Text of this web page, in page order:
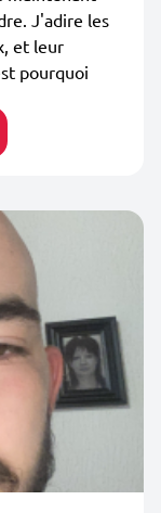
J'adire les
et leur
pourquoi